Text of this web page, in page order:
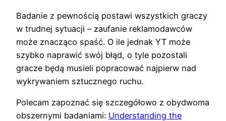
Badanie z pewnością postawi wszystkich graczy
w trudnej sytuacji – zaufanie reklamodawców
może znacząco spaść. O ile jednak YT może
szybko naprawić swój błąd, o tyle pozostali
gracze będą musieli popracować najpierw nad
wykrywaniem sztucznego ruchu.
Polecam zapoznać się szczegółowo z obydwoma
obszernymi badaniami: Understanding the